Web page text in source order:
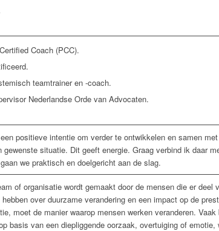
Coach (PCC).
teamtrainer en -coach.
Nederlandse Orde van Advocaten.
positieve intentie om verder te ontwikkelen en samen
gewenste situatie. Dit geeft energie. Graag verbind ik daar
we praktisch en doelgericht aan de slag.
of organisatie wordt gemaakt door de mensen die er deel
over duurzame verandering en een impact op de
moet de manier waarop mensen werken veranderen. Vaak
basis van een diepliggende oorzaak, overtuiging of emotie,